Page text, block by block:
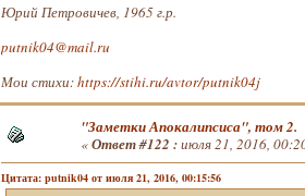
Юрий Петровичев, 1965 г.р.
putnik04@mail.ru
Мои стихи:https://stihi.ru/avtor/putnik04j
"Заметки Апокалипсиса", том 2.
«Ответ #122 :июля 21, 2016,
Цитата: putnik04 от июля 21, 2016, 00:15:56